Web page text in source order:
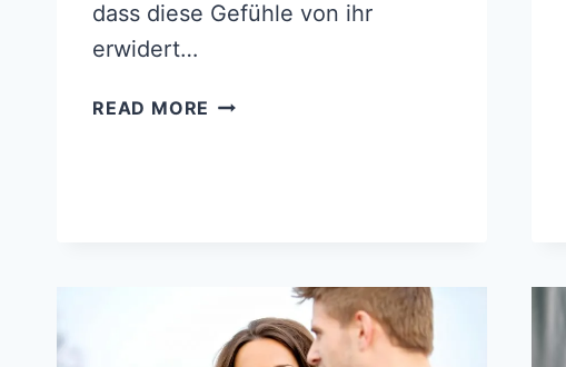
dass diese Gefühle von ihr
erwidert…
READ MORE 150+
DER
BETRUG